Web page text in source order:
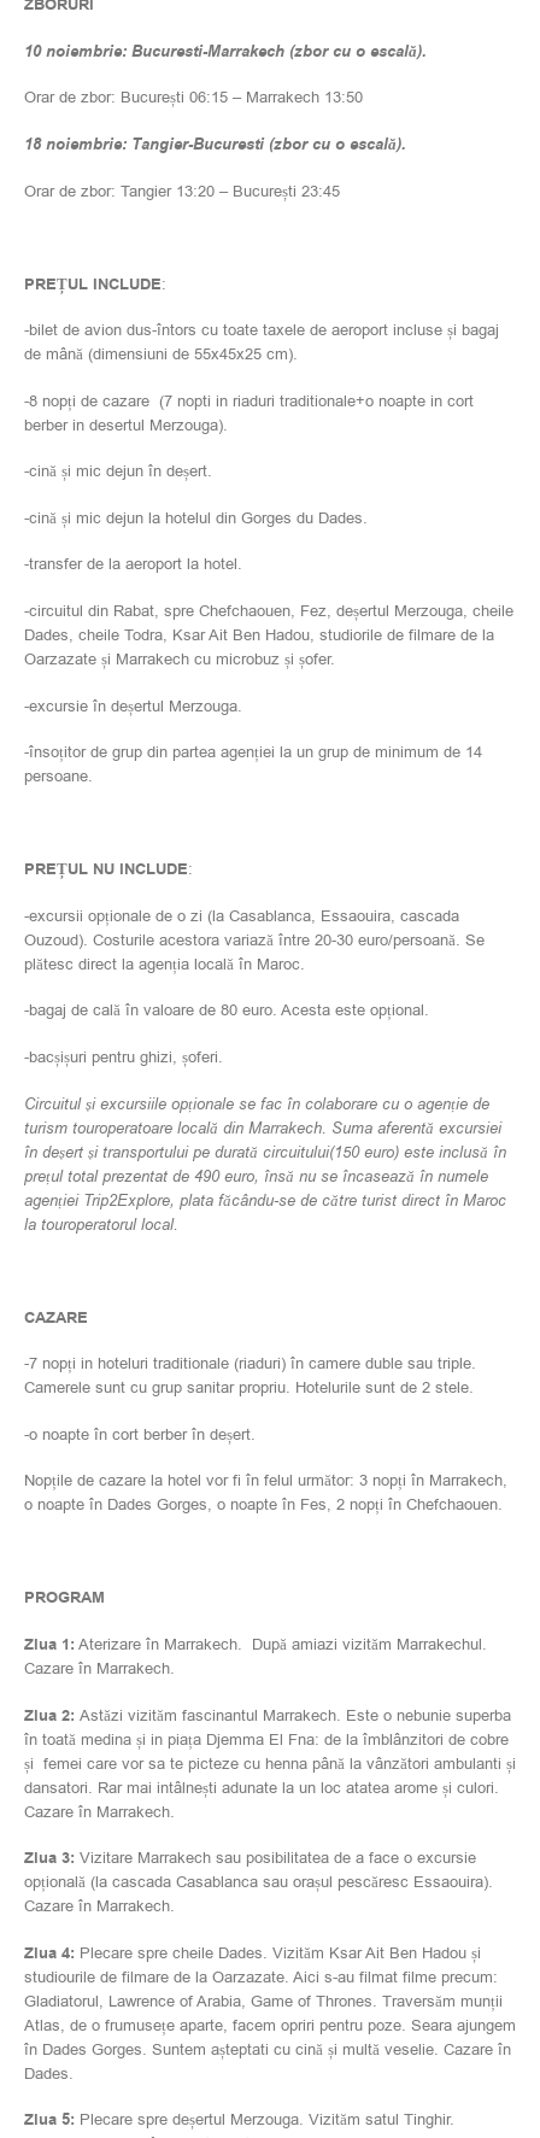
ZBORURI
10 noiembrie: Bucuresti-Marrakech (zbor cu o escală).
Orar de zbor: București 06:15 – Marrakech 13:50
18 noiembrie: Tangier-Bucuresti (zbor cu o escală).
Orar de zbor: Tangier 13:20 – București 23:45
PREȚUL INCLUDE:
-bilet de avion dus-întors cu toate taxele de aeroport incluse și bagaj
de mână (dimensiuni de 55x45x25 cm).
-8 nopți de cazare (7 nopti in riaduri traditionale+o noapte in cort
berber in desertul Merzouga).
-cină și mic dejun în deșert.
-cină și mic dejun la hotelul din Gorges du Dades.
-transfer de la aeroport la hotel.
-circuitul din Rabat, spre Chefchaouen, Fez, deșertul Merzouga, cheile
Dades, cheile Todra, Ksar Ait Ben Hadou, studiorile de filmare de la
Oarzazate și Marrakech cu microbuz și șofer.
-excursie în deșertul Merzouga.
-însoțitor de grup din partea agenției la un grup de minimum de 14
persoane.
PREȚUL NU INCLUDE:
-excursii opționale de o zi (la Casablanca, Essaouira, cascada
Ouzoud). Costurile acestora variază între 20-30 euro/persoană. Se
plătesc direct la agenția locală în Maroc.
-bagaj de cală în valoare de 80 euro. Acesta este opțional.
-bacșișuri pentru ghizi, șoferi.
Circuitul și excursiile opționale se fac în colaborare cu o agenție de
turism touroperatoare locală din Marrakech. Suma aferentă excursiei
în deșert și transportului pe durată circuitului(150 euro) este inclusă în
prețul total prezentat de 490 euro, însă nu se încasează în numele
agenției Trip2Explore, plata făcându-se de către turist direct în Maroc
la touroperatorul local.
CAZARE
-7 nopți in hoteluri traditionale (riaduri) în camere duble sau triple.
Camerele sunt cu grup sanitar propriu. Hotelurile sunt de 2 stele.
-o noapte în cort berber în deșert.
Nopțile de cazare la hotel vor fi în felul următor: 3 nopți în Marrakech,
o noapte în Dades Gorges, o noapte în Fes, 2 nopți în Chefchaouen.
PROGRAM
Ziua 1: Aterizare în Marrakech. După amiazi vizităm Marrakechul.
Cazare în Marrakech.
Ziua 2: Astăzi vizităm fascinantul Marrakech. Este o nebunie superba
în toată medina și in piața Djemma El Fna: de la îmblânzitori de cobre
și femei care vor sa te picteze cu henna până la vânzători ambulanti și
dansatori. Rar mai intâlnești adunate la un loc atatea arome și culori.
Cazare în Marrakech.
Ziua 3: Vizitare Marrakech sau posibilitatea de a face o excursie
opțională (la cascada Casablanca sau orașul pescăresc Essaouira).
Cazare în Marrakech.
Ziua 4: Plecare spre cheile Dades. Vizităm Ksar Ait Ben Hadou și
studiourile de filmare de la Oarzazate. Aici s-au filmat filme precum:
Gladiatorul, Lawrence of Arabia, Game of Thrones. Traversăm munții
Atlas, de o frumusețe aparte, facem opriri pentru poze. Seara ajungem
în Dades Gorges. Suntem așteptati cu cină și multă veselie. Cazare în
Dades.
Ziua 5: Plecare spre deșertul Merzouga. Vizităm satul Tinghir.